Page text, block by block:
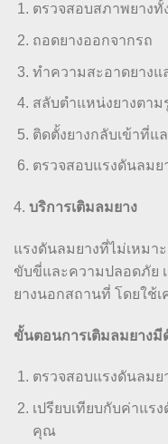
ตรวจสอบสภาพยางทั้
ถอดยางออกจากรถ
ทำความสะอาดยางแ
สลับตำแหน่งยางตา
ติดตั้งยางกลับเข้าที่
ตรวจสอบแรงดันลมย
4. บริการเติมลมยาง
แรงดันลมยางที่ไม่เหมา
ขับขี่และความปลอดภัย
ยางนอกสถานที่ โดยใช้
ขั้นตอนการเติมลมยางมี
ตรวจสอบแรงดันลมย
เปรียบเทียบกับค่าแร
คุณ